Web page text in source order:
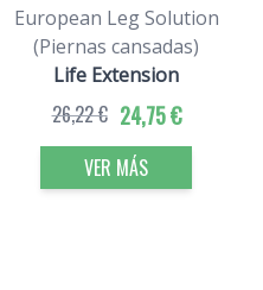
European Leg Solution
(Piernas cansadas)
Life Extension
24,75 €
26,22 €
VER MÁS